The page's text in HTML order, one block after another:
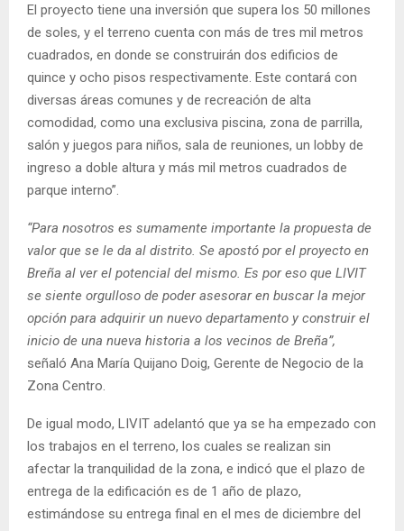
El proyecto tiene una inversión que supera los 50 millones
de soles, y el terreno cuenta con más de tres mil metros
cuadrados, en donde se construirán dos edificios de
quince y ocho pisos respectivamente. Este contará con
diversas áreas comunes y de recreación de alta
comodidad, como una exclusiva piscina, zona de parrilla,
salón y juegos para niños, sala de reuniones, un lobby de
ingreso a doble altura y más mil metros cuadrados de
parque interno”.
“Para nosotros es sumamente importante la propuesta de
valor que se le da al distrito. Se apostó por el proyecto en
Breña al ver el potencial del mismo. Es por eso que LIVIT
se siente orgulloso de poder asesorar en buscar la mejor
opción para adquirir un nuevo departamento y construir el
inicio de una nueva historia a los vecinos de Breña”,
señaló Ana María Quijano Doig, Gerente de Negocio de la
Zona Centro.
De igual modo, LIVIT adelantó que ya se ha empezado con
los trabajos en el terreno, los cuales se realizan sin
afectar la tranquilidad de la zona, e indicó que el plazo de
entrega de la edificación es de 1 año de plazo,
estimándose su entrega final en el mes de diciembre del